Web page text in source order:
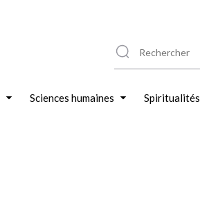
Sciences humaines Spiritualités